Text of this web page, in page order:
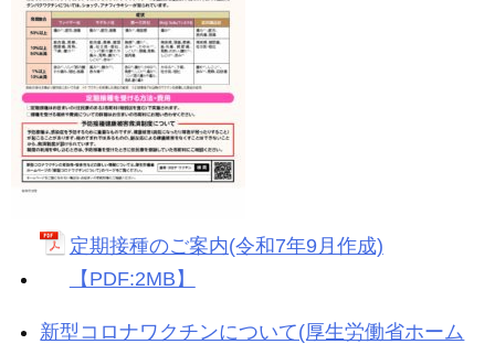
定期接種のご案内(令和7年9月作成)
【PDF:2MB】
新型コロナワクチンについて(厚生労働省ホーム